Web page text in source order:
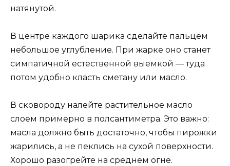
натянутой.
В центре каждого шарика сделайте пальцем
небольшое углубление. При жарке оно станет
симпатичной естественной выемкой — туда
потом удобно класть сметану или масло.
В сковороду налейте растительное масло
слоем примерно в полсантиметра. Это важно:
масла должно быть достаточно, чтобы пирожки
жарились, а не пеклись на сухой поверхности.
Хорошо разогрейте на среднем огне.